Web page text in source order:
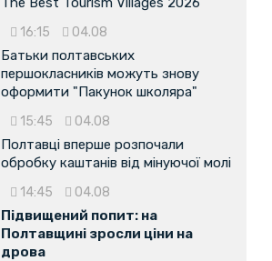
16:15 04.08
Батьки полтавських
першокласників можуть знову
оформити "Пакунок школяра"
15:45 04.08
Полтавці вперше розпочали
обробку каштанів від мінуючої молі
14:45 04.08
Підвищений попит: на
Полтавщині зросли ціни на
дрова